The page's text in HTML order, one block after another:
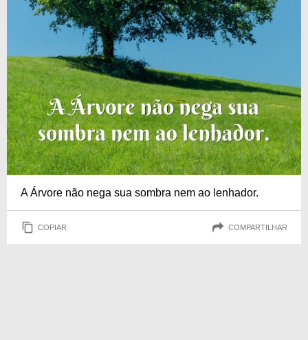
A Árvore não nega sua sombra nem ao lenhador.
COPIAR COMPARTILHAR